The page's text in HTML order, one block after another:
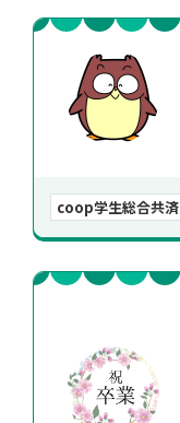
coop学生総合共済